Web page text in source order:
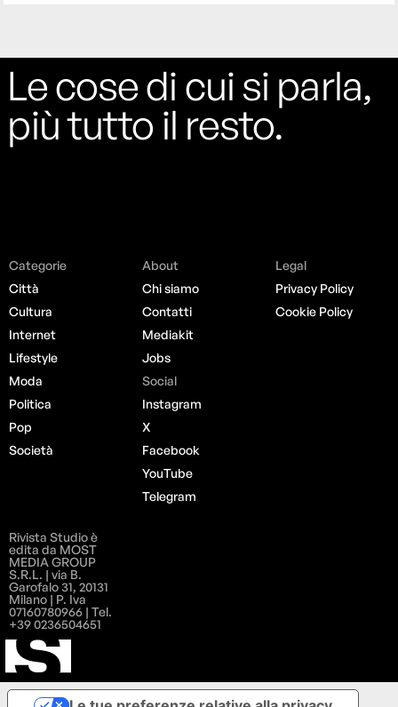
Le cose di cui si parla,
più tutto il resto.
Categorie
Città
Cultura
Internet
Lifestyle
Moda
Politica
Pop
Società
About
Chi siamo
Contatti
Mediakit
Jobs
Social
Instagram
X
Facebook
YouTube
Telegram
Legal
Privacy Policy
Cookie Policy
Rivista Studio è
edita da MOST
MEDIA GROUP
S.R.L. | via B.
Garofalo 31, 20131
Milano | P. Iva
07160780966 | Tel.
+39 0236504651